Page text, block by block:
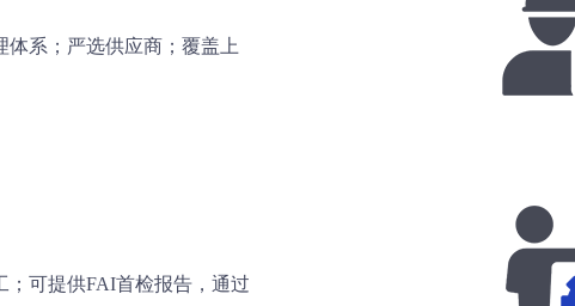
体系；严选供应商；覆盖上
；可提供FAI首检报告，通过